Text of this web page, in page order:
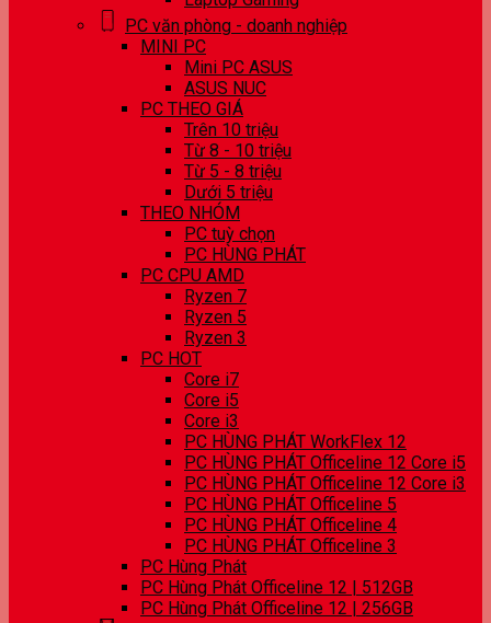
PC văn phòng - doanh nghiệp
MINI PC
Mini PC ASUS
ASUS NUC
PC THEO GIÁ
Trên 10 triệu
Từ 8 - 10 triệu
Từ 5 - 8 triệu
Dưới 5 triệu
THEO NHÓM
PC tuỳ chọn
PC HÙNG PHÁT
PC CPU AMD
Ryzen 7
Ryzen 5
Ryzen 3
PC HOT
Core i7
Core i5
Core i3
PC HÙNG PHÁT WorkFlex 12
PC HÙNG PHÁT Officeline 12 Core i5
PC HÙNG PHÁT Officeline 12 Core i3
PC HÙNG PHÁT Officeline 5
PC HÙNG PHÁT Officeline 4
PC HÙNG PHÁT Officeline 3
PC Hùng Phát
PC Hùng Phát Officeline 12 | 512GB
PC Hùng Phát Officeline 12 | 256GB